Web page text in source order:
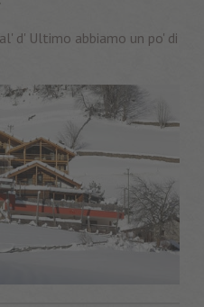
d' Ultimo abbiamo un po' di